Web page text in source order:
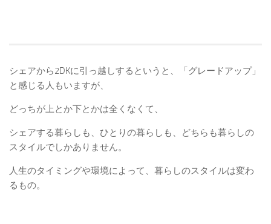
シェアから2DKに引っ越しするというと、「グレードアップ」
と感じる人もいますが、
どっちが上とか下とかは全くなくて、
シェアする暮らしも、ひとりの暮らしも、どちらも暮らしの
スタイルでしかありません。
人生のタイミングや環境によって、暮らしのスタイルは変わ
るもの。